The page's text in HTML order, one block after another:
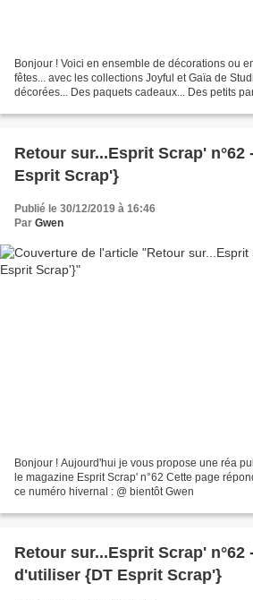
Bonjour ! Voici en ensemble de décorations ou
fêtes... avec les collections Joyful et Gaïa de
décorées... Des paquets cadeaux... Des petits
Retour sur...Esprit Scrap' n°62
Esprit Scrap'}
Publié le 30/12/2019 à 16:46
Par Gwen
Bonjour ! Aujourd'hui je vous propose une réa
le magazine Esprit Scrap' n°62 Cette page
ce numéro hivernal : @ bientôt Gwen
Retour sur...Esprit Scrap' n°62
d'utiliser {DT Esprit Scrap'}